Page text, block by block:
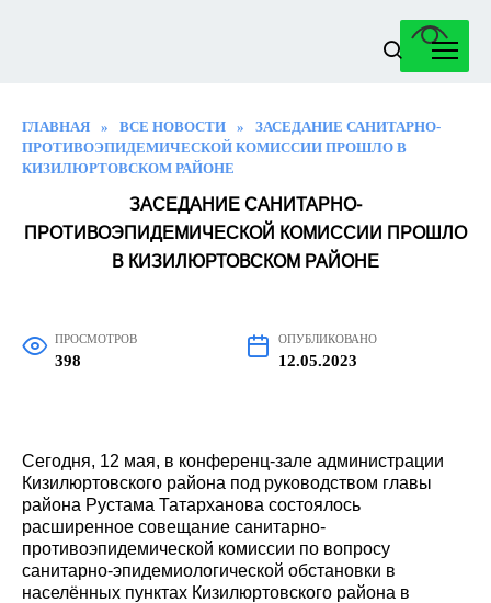
ГЛАВНАЯ » ВСЕ НОВОСТИ »
ЗАСЕДАНИЕ САНИТАРНО-
ПРОТИВОЭПИДЕМИЧЕСКОЙ КОМИССИИ ПРОШЛО В
КИЗИЛЮРТОВСКОМ РАЙОНЕ
ЗАСЕДАНИЕ САНИТАРНО-
ПРОТИВОЭПИДЕМИЧЕСКОЙ КОМИССИИ ПРОШЛО
В КИЗИЛЮРТОВСКОМ РАЙОНЕ
ПРОСМОТРОВ
398
ОПУБЛИКОВАНО
12.05.2023
Сегодня, 12 мая, в конференц-зале администрации
Кизилюртовского района под руководством главы
района Рустама Татарханова состоялось
расширенное совещание санитарно-
противоэпидемической комиссии по вопросу
санитарно-эпидемиологической обстановки в
населённых пунктах Кизилюртовского района в